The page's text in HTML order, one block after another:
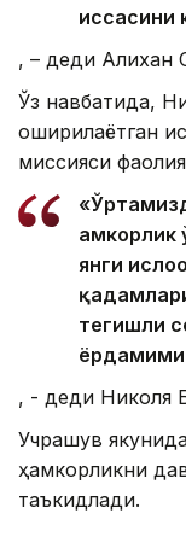
, – деди Алихан
Ўз навбатида,
оширилаётган
миссияси
янги
тегишли
, - деди Николя
Учрашув
ҳамкорликни
таъкидлади.